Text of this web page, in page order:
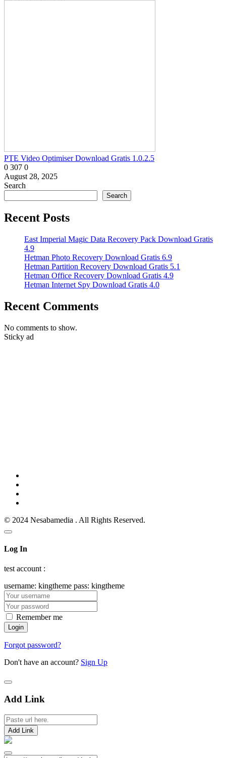
PTE Video Optimiser Download Gratis 1.0.2.5
0 307 0
August 28, 2025
Search
Search
Recent Posts
East Imperial Magic Data Recovery Pack Download Gratis
4.9
Hetman Photo Recovery Download Gratis 6.9
Hetman Partition Recovery Download Gratis 5.1
Hetman Office Recovery Download Gratis 4.9
Hetman Internet Spy Download Gratis 4.0
Recent Comments
No comments to show.
Sticky ad
© 2024 Nesabamedia . All Rights Reserved.
Log In
test account :
username: kingtheme pass: kingtheme
Remember me
Forgot password?
Don't have an account? Sign Up
Add Link
Add Link